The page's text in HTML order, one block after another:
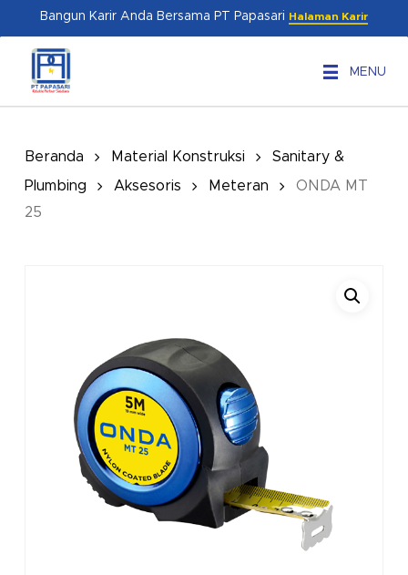
content
Bangun Karir Anda Bersama PT Papasari Halaman Karir
MENU
Beranda Material Konstruksi
Sanitary &
Plumbing
Aksesoris Meteran
ONDA MT
25
Menu